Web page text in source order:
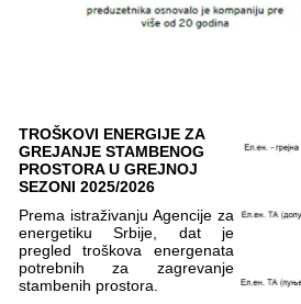
TROŠKOVI ENERGIJE ZA
GREJANJE STAMBENOG
PROSTORA U GREJNOJ
SEZONI 2025/2026
Prema istraživanju Agencije za
energetiku Srbije, dat je
pregled troškova energenata
potrebnih za zagrevanje
stambenih prostora.